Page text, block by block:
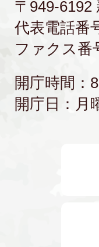
〒949-6192
代表電話番
ファクス番
開庁時間：
開庁日：月